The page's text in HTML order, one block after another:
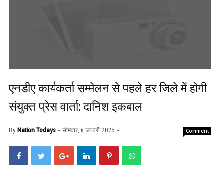
एनडीए कार्यकर्ता सम्मेलन से पहले हर जिले में होगी
संयुक्त प्रेस वार्ता: दानिश इकबाल
By Nation Todays सोमवार, 6 जनवरी 2025 Comment